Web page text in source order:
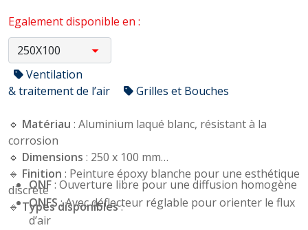
Egalement disponible en :
Ventilation
& traitement de l’air
Grilles et Bouches
🔹 Matériau : Aluminium laqué blanc, résistant à la
corrosion
🔹 Dimensions : 250 x 100 mm
🔹 Finition : Peinture époxy blanche pour une esthétique
discrète
🔹Types disponibles:
ONF: Ouverture libre pour une diffusion homogène
ONFS: Avec déflecteur réglable pour orienter le flux
d’air